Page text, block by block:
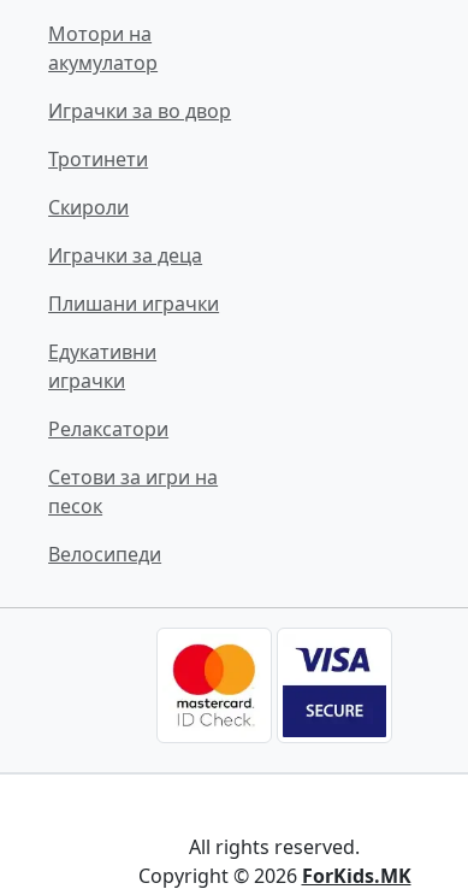
Мотори на
акумулатор
Играчки за во двор
Тротинети
Скироли
Играчки за деца
Плишани играчки
Едукативни
играчки
Релаксатори
Сетови за игри на
песок
Велосипеди
All rights reserved.
Copyright © 2026 ForKids.MK